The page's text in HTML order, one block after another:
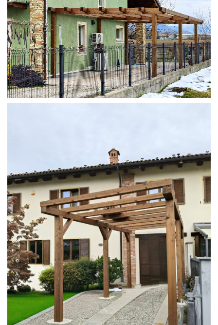
STRUTTURA ADDOSSATA IN LAMELLARE SU MISURA